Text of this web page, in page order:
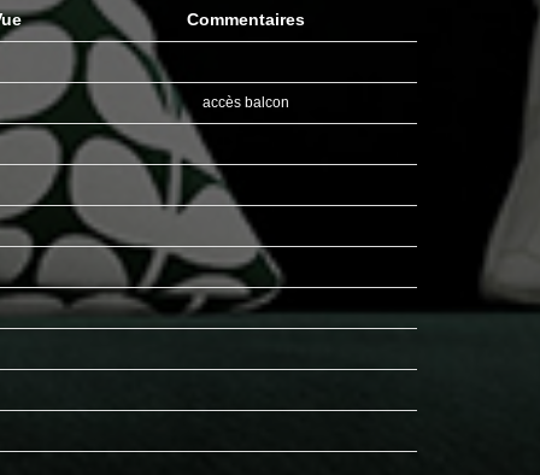
Commentaires
accès balcon